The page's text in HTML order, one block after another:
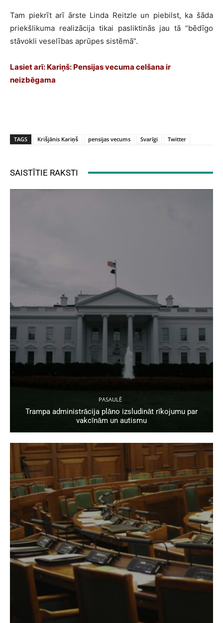
Tam piekrīt arī ārste Linda Reitzle un piebilst, ka šāda
priekšlikuma realizācija tikai pasliktinās jau tā “bēdīgo
stāvokli veselības aprūpes sistēmā”.
Lasiet arī: Kariņš: Pensijas vecuma celšana ir
neizbēgama
TAGS Krišjānis Kariņš pensijas vecums Svarīgi Twitter
SAISTĪTIE RAKSTI
PASAULĒ
Trampa administrācija plāno izsludināt rīkojumu par
vakcīnām un autismu